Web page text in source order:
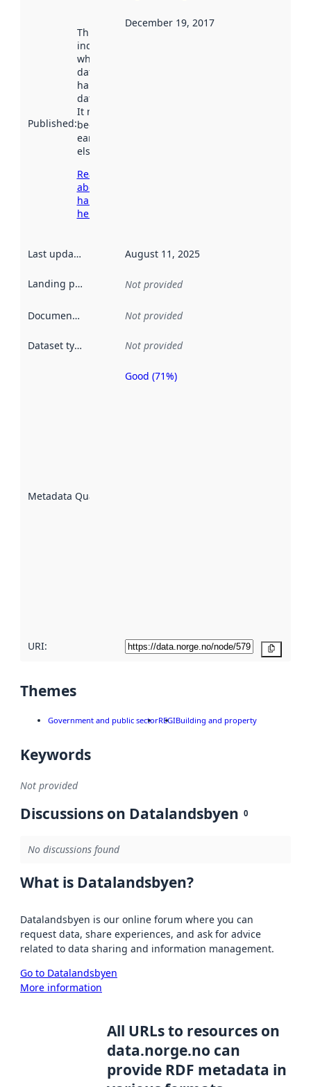
Published:
This date
indicates
when the
dataset was
harvested by
data.norge.no.
It may have
been available
earlier
elsewhere.
Read more
about
harvesting
here
December 19, 2017
Last updated August 11, 2025
Landing page Not provided
Documentation Not provided
Dataset type Not provided
Metadata Quality
Metadata
Good (71%)
URI:
Themes
Government and public sectorREGIBuilding and property
Keywords
Not provided
Discussions on Datalandsbyen 0
No discussions found
What is Datalandsbyen?
Datalandsbyen is our online forum where you can
request data, share experiences, and ask for advice
related to data sharing and information management.
Go to Datalandsbyen
More information
All URLs to resources on
data.norge.no can
provide RDF metadata in